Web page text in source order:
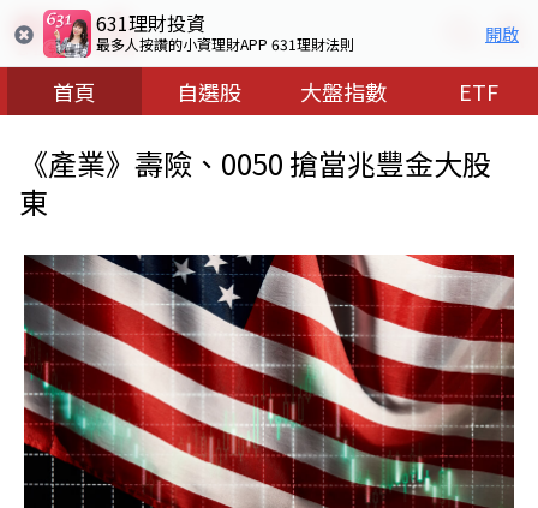
631理財投資
最多人按讚的小資理財APP 631理財法則 開啟
首頁 自選股 大盤指數 ETF
《產業》壽險、0050 搶當兆豐金大股
東